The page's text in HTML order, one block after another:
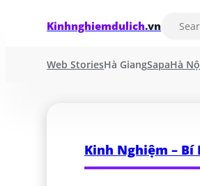
Kinhnghiemdulich.vn
Web StoriesHà GiangSapaHà
Kinh Nghiệm – Bí